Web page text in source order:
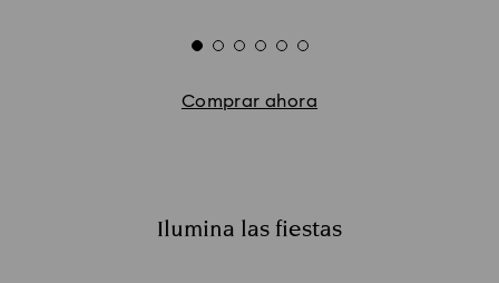
Comprar ahora
Ilumina las fiestas